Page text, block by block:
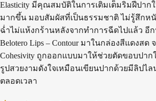
Elasticity มีคุณสมบัติในการเติมเต็มริมฝีปาก
มากขึ้น มอบสัมผัสที่เป็นธรรมชาติ ไม่รู้สึกหนั
ฉ่ำไม่แห้งกร้านหลังจากทำการฉีดไปแล้ว อี
Belotero Lips – Contour มาในกล่องสีแดงสด
Cohesivity ถูกออกแบบมาให้ช่วยตัดขอบปา
รูปสวยงามดังใจเหมือนเขียนปากด้วยมีลิปไล
ตลอดเวลา